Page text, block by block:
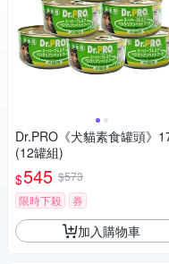
Dr.PRO《犬貓素食罐頭》
(12罐組)
$545 $573
限時下殺
券
加入購物車